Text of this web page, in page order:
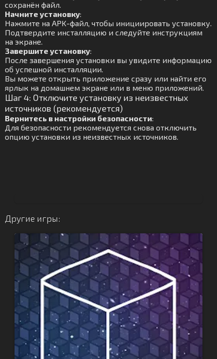
сохранён файл.
Начните установку:
Нажмите на APK-файл, чтобы инициировать установку.
Подтвердите инсталляцию и следуйте инструкциям
на экране.
Завершите установку:
После завершения установки вы увидите информацию
об успешной инсталляции.
Вы можете открыть приложение сразу или найти его
ярлык на домашнем экране или в меню приложений.
Шаг 4: Отключите установку из неизвестных
источников (рекомендуется)
Вернитесь в настройки безопасности:
Для безопасности рекомендуется снова отключить
опцию установки из неизвестных источников.
Другие игры: